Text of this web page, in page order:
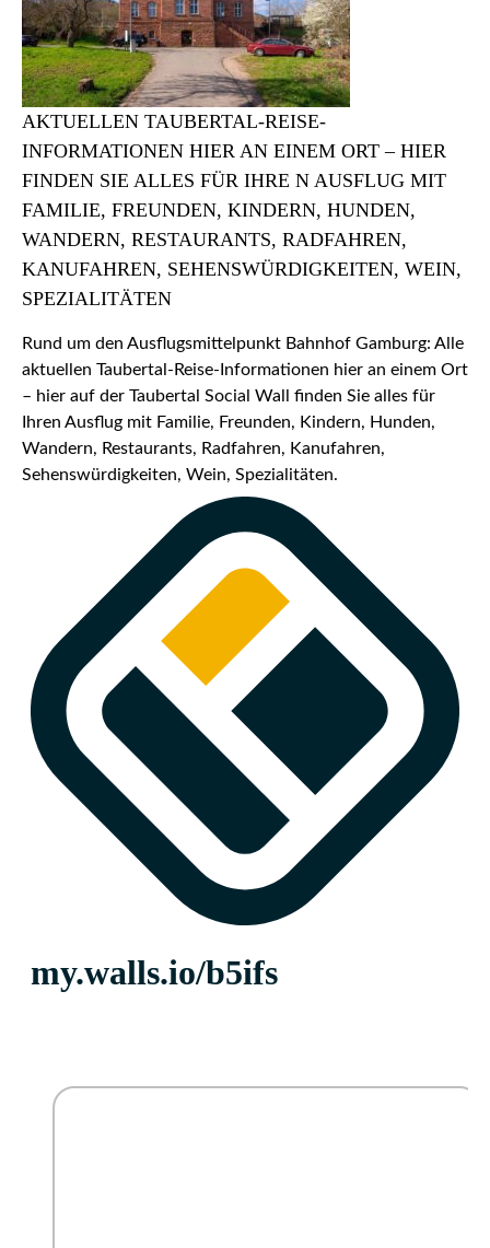
AKTUELLEN TAUBERTAL-REISE-
INFORMATIONEN HIER AN EINEM ORT – HIER
FINDEN SIE ALLES FÜR IHRE N AUSFLUG MIT
FAMILIE, FREUNDEN, KINDERN, HUNDEN,
WANDERN, RESTAURANTS, RADFAHREN,
KANUFAHREN, SEHENSWÜRDIGKEITEN, WEIN,
SPEZIALITÄTEN
Rund um den Ausflugsmittelpunkt Bahnhof Gamburg: Alle
aktuellen Taubertal-Reise-Informationen hier an einem Ort
– hier auf der Taubertal Social Wall finden Sie alles für
Ihren Ausflug mit Familie, Freunden, Kindern, Hunden,
Wandern, Restaurants, Radfahren, Kanufahren,
Sehenswürdigkeiten, Wein, Spezialitäten.